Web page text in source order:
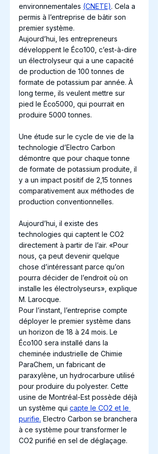
environnementales (CNETE). Cela a
permis à l’entreprise de bâtir son
premier système.
Aujourd’hui, les entrepreneurs
développent le Éco100, c’est-à-dire
un électrolyseur qui a une capacité
de production de 100 tonnes de
formate de potassium par année. À
long terme, ils veulent mettre sur
pied le Éco5000, qui pourrait en
produire 5000 tonnes.
Une étude sur le cycle de vie de la
technologie d’Electro Carbon
démontre que pour chaque tonne
de formate de potassium produite, il
y a un impact positif de 2,15 tonnes
comparativement aux méthodes de
production conventionnelles.
Aujourd’hui, il existe des
technologies qui captent le CO2
directement à partir de l’air. «Pour
nous, ça peut devenir quelque
chose d’intéressant parce qu’on
pourra décider de l’endroit où on
installe les électrolyseurs», explique
M. Larocque.
Pour l’instant, l’entreprise compte
déployer le premier système dans
un horizon de 18 à 24 mois. Le
Éco100 sera installé dans la
cheminée industrielle de Chimie
ParaChem, un fabricant de
paraxylène, un hydrocarbure utilisé
pour produire du polyester. Cette
usine de Montréal-Est possède déjà
un système qui capte le CO2 et le
purifie. Electro Carbon se branchera
à ce système pour transformer le
CO2 purifié en sel de déglaçage.